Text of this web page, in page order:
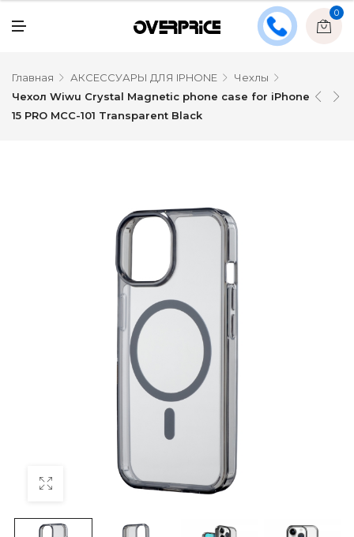
0
Главная АКСЕССУАРЫ ДЛЯ IPHONE
Чехлы
Чехол Wiwu Crystal Magnetic phone case for iPhone
15 PRO MCC-101 Transparent Black